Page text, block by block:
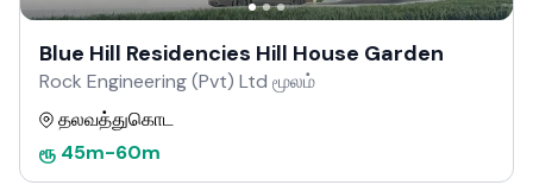
Blue Hill Residencies Hill House Garden
Rock Engineering (Pvt) Ltd மூலம்
தலவத்துகொட
ரூ 45m-60m